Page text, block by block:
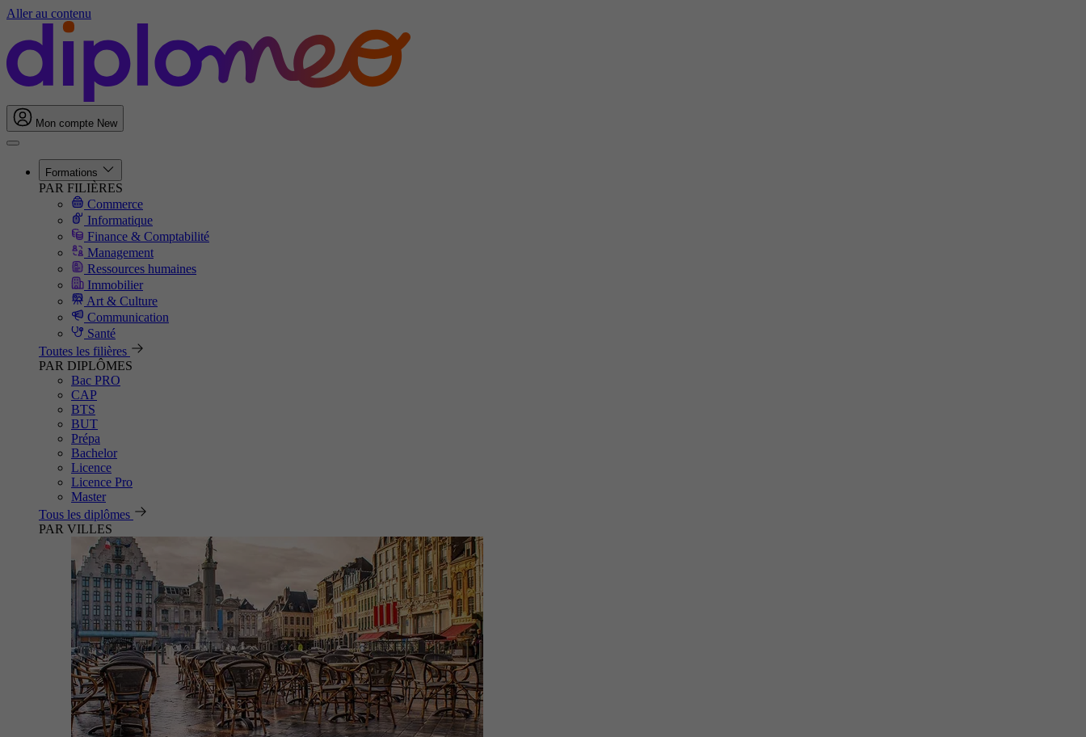
Aller au contenu
Mon compte New
Formations
PAR FILIÈRES
Commerce
Informatique
Finance & Comptabilité
Management
Ressources humaines
Immobilier
Art & Culture
Communication
Santé
Toutes les filières
PAR DIPLÔMES
Bac PRO
CAP
BTS
BUT
Prépa
Bachelor
Licence
Licence Pro
Master
Tous les diplômes
PAR VILLES